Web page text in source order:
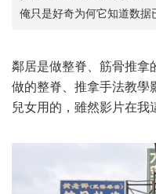
俺只是好奇为何它知道数据
鄰居是做整脊、筋骨推拿
做的整脊、推拿手法教學
兒女用的，雖然影片在我